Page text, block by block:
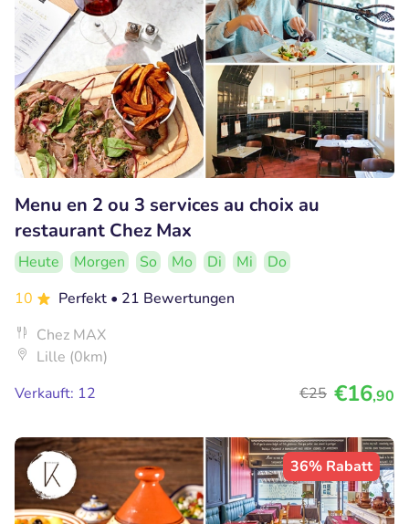
Menu en 2 ou 3 services au choix au
restaurant Chez Max
Heute Morgen So Mo Di Mi
Do
10
Perfekt • 21 Bewertungen
Chez MAX
Lille (0km)
Verkauft: 12
€25 €16,90
36% Rabatt